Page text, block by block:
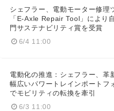
シェフラー、電動モーター修理
「E-Axle Repair Tool」により
門サステナビリティ賞を受賞
6/4 11:00
電動化の推進：シェフラー、革
幅広いパワートレインポートフ
でモビリティの転換を牽引
6/3 11:00